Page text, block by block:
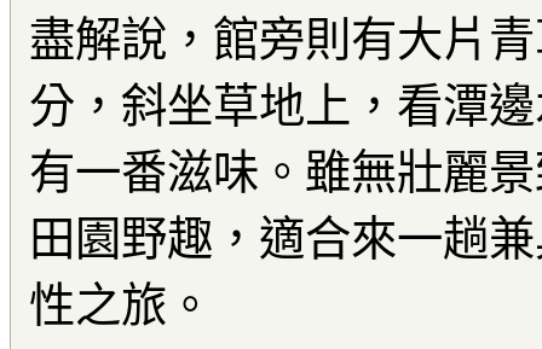
盡解說，館旁則有大片
分，斜坐草地上，看潭
有一番滋味。雖無壯麗
田園野趣，適合來一趟
性之旅。